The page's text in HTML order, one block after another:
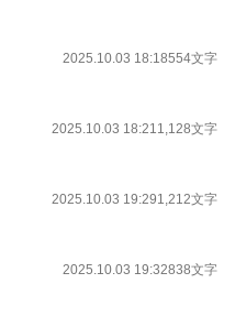
2025.10.03 18:18554文字
2025.10.03 18:211,128文字
2025.10.03 19:291,212文字
2025.10.03 19:32838文字